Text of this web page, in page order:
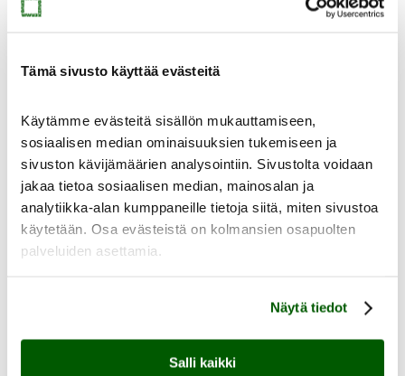
Tämä sivusto käyttää evästeitä
Käytämme evästeitä sisällön mukauttamiseen,
sosiaalisen median ominaisuuksien tukemiseen ja
sivuston kävijämäärien analysointiin. Sivustolta voidaan
jakaa tietoa sosiaalisen median, mainosalan ja
analytiikka-alan kumppaneille tietoja siitä, miten sivustoa
käytetään. Osa evästeistä on kolmansien osapuolten
palveluiden asettamia.
Näytä tiedot
Salli kaikki
Meistä
Meistä
Ajankohtaista
Yhteystiedot